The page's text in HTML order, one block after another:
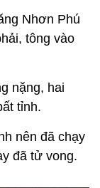
Nhơn Phú
tông vào
nặng, hai
tỉnh.
nên đã chạy
đã tử vong.